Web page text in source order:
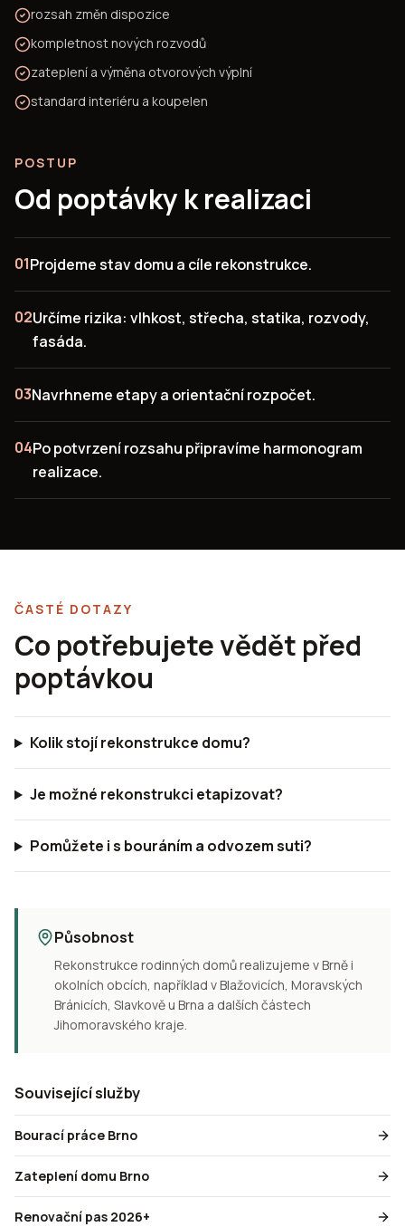
rozsah změn dispozice
kompletnost nových rozvodů
zateplení a výměna otvorových výplní
standard interiéru a koupelen
POSTUP
Od poptávky k realizaci
01Projdeme stav domu a cíle rekonstrukce.
02Určíme rizika: vlhkost, střecha, statika, rozvody,
fasáda.
03Navrhneme etapy a orientační rozpočet.
04Po potvrzení rozsahu připravíme harmonogram
realizace.
ČASTÉ DOTAZY
Co potřebujete vědět před
poptávkou
Kolik stojí rekonstrukce domu?
Je možné rekonstrukci etapizovat?
Pomůžete i s bouráním a odvozem suti?
Působnost
Rekonstrukce rodinných domů realizujeme v Brně i
okolních obcích, například v Blažovicích, Moravských
Bránicích, Slavkově u Brna a dalších částech
Jihomoravského kraje.
Související služby
Bourací práce Brno
Zateplení domu Brno
Renovační pas 2026+